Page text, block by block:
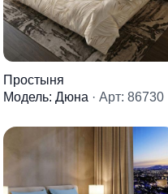
Простыня
Модель: Дюна · Арт: 86730